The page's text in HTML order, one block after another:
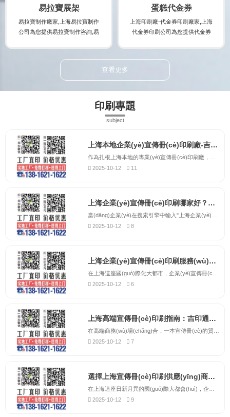
格及報(bào)價(jià),并提供展會(hu
ì)宣傳冊(cè)印刷時(shí)的注意事
項(xiàng),印刷出讓您滿意...
(chǎn)品。
易拉寶展架
易拉寶制作廠家,上海易拉寶制作
公司為您提供易拉寶制作咨詢,易
您實(shí)時(shí)了解易拉寶制作
蛋糕代金券
上海印刷廠-代金券印刷廠家,上海
代金券印刷公司為您提供代金券
o)價(jià),讓您實(shí)時(shí)了解
出讓您滿意的代金券印刷產(chǎ
查看更多
印刷專題
subject
上海本地企業(yè)宣傳冊(cè)印刷廠-吉印通，提供上門取送服務(wù)
2025-10-12
11
上海企業(yè)宣傳冊(cè)印刷哪家好？吉印通以品質(zhì)贏得客戶信賴
2025-10-12
8
上海企業(yè)宣傳冊(cè)印刷服務(wù)商-吉印通，專業(yè)打造高端企業(yè)畫冊(cè)
2025-10-12
6
上海高端宣傳冊(cè)印刷指南：吉印通以極致工藝詮釋品牌內(nèi)涵
在高端商務(wù)場(chǎng)合，一本宣傳冊(cè)的質(zhì)感，直接定義了客戶對(duì)您品牌的第一印象。它不應(yīng)是簡(jiǎn)單的圖文堆砌，而應(yīng)是融合了觸覺、視覺與心理感受的綜合藝術(shù)載體。吉印通，作為上海高端宣傳冊(cè)印刷領(lǐng)域的引領(lǐng)者，始終致力于將品牌的深厚內(nèi)涵，通過極致的印刷工藝具象化地呈...
2025-10-12
7
選擇上海宣傳冊(cè)印刷供應(yīng)商？吉印通專注企業(yè)形象塑造15年
2025-10-12
9